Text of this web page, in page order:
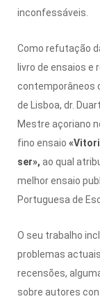
inconfessáveis.
Como refutação
livro de ensaios
contemporâneos
de Lisboa, dr.
Mestre açoriano
fino ensaio
ser», ao qual
melhor ensaio
Portuguesa de
O seu trabalho
problemas
recensões,
sobre autores